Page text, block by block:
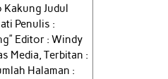
Judul
Penulis :
Editor : Windy
Media, Terbitan :
Halaman :